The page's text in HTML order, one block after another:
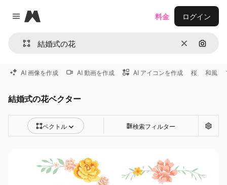
Close menu
Magnific
消去 画像で
料金 ログイン
AI 画像を作成 AI 動画を作成 AI アイコンを作成 桜 和風
結婚式の花ベクター
ベクトル 検索フィルター